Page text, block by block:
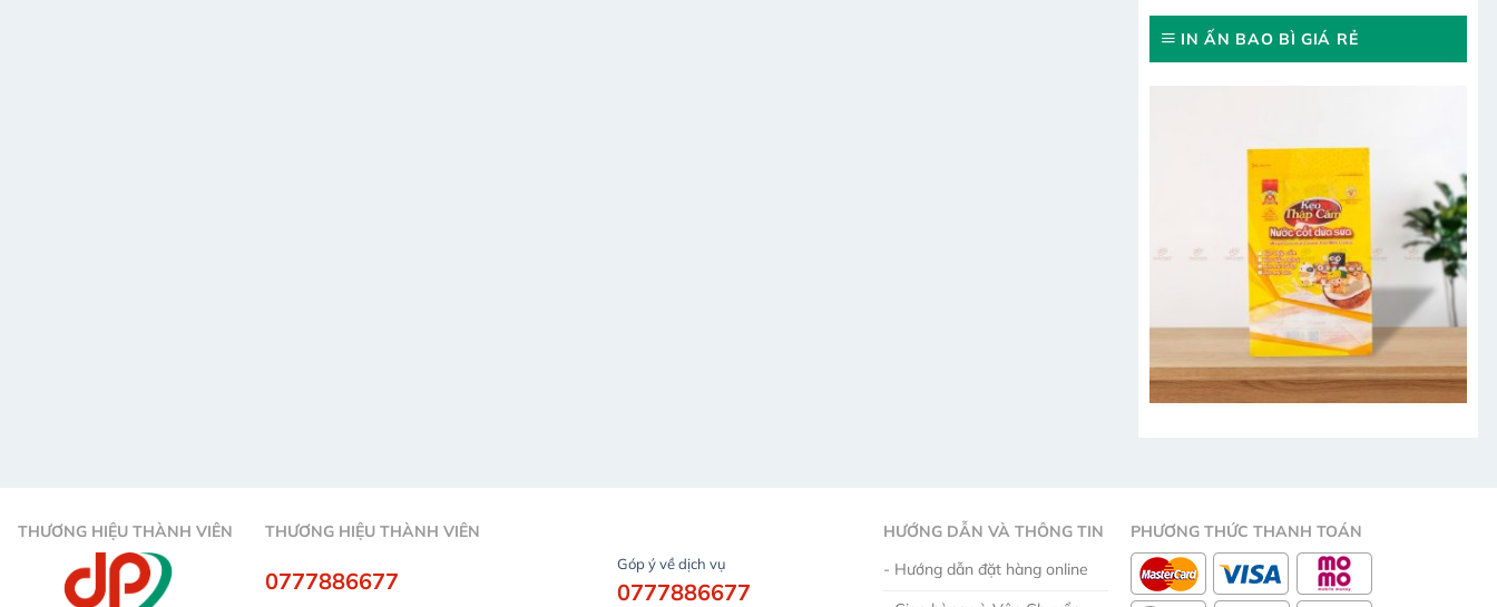
Khác
biến
gì?
dụng
của
màng
BOPP
IN ẤN BAO BÌ GIÁ RẺ
THƯƠNG HIỆU THÀNH VIÊN THƯƠNG HIỆU THÀNH VIÊN
0777886677
Góp ý về dịch vụ
0777886677
HƯỚNG DẪN VÀ THÔNG TIN
- Hướng dẫn đặt hàng online
PHƯƠNG THỨC THANH TOÁN